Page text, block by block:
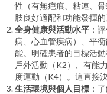
性（有無疤痕、粘連、
肢良好適配和功能發揮的
全身健康與活動水平 ：
病、心血管疾病）、平
能。明確患者的目標活
戶外活動（K2）、有能
度運動（K4）。這直接
生活環境與個人目標 ：